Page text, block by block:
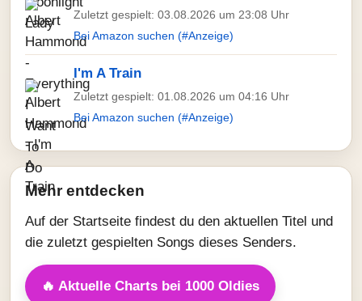
Zuletzt gespielt: 03.08.2026 um 23:08 Uhr
Bei Amazon suchen (#Anzeige)
I'm A Train
Zuletzt gespielt: 01.08.2026 um 04:16 Uhr
Bei Amazon suchen (#Anzeige)
Mehr entdecken
Auf der Startseite findest du den aktuellen Titel und
die zuletzt gespielten Songs dieses Senders.
🔥 Aktuelle Charts bei 1000 Oldies